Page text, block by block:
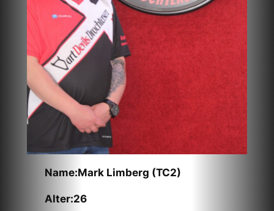
Name:Mark Limberg (TC2)
Alter:26